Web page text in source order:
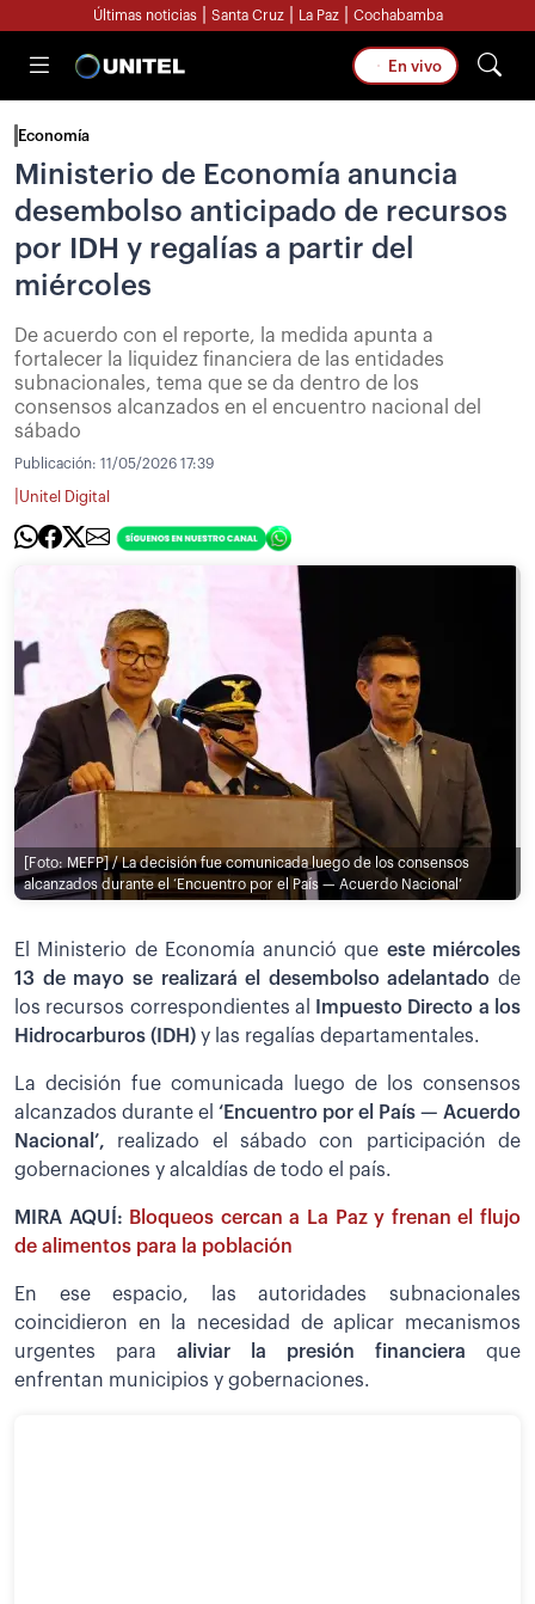
Últimas noticias Santa Cruz La Paz Cochabamba
En vivo
Economía
Ministerio de Economía anuncia
desembolso anticipado de recursos
por IDH y regalías a partir del
miércoles
De acuerdo con el reporte, la medida apunta a
fortalecer la liquidez financiera de las entidades
subnacionales, tema que se da dentro de los
consensos alcanzados en el encuentro nacional del
sábado
Publicación: 11/05/2026 17:39
Unitel Digital
[Foto: MEFP] / La decisión fue comunicada luego de los consensos
alcanzados durante el ‘Encuentro por el País — Acuerdo Nacional’
El Ministerio de Economía anunció que este miércoles
13 de mayo se realizará el desembolso adelantado de
los recursos correspondientes al
Impuesto Directo a los
Hidrocarburos (IDH) y las regalías departamentales.
La decisión fue comunicada luego de los consensos
alcanzados durante el ‘Encuentro por el País — Acuerdo
Nacional’, realizado el sábado con participación de
gobernaciones y alcaldías de todo el país.
MIRA AQUÍ: Bloqueos cercan a La Paz y frenan el flujo
de alimentos para la población
En ese espacio, las autoridades subnacionales
coincidieron en la necesidad de aplicar mecanismos
urgentes para aliviar la presión financiera que
enfrentan municipios y gobernaciones.